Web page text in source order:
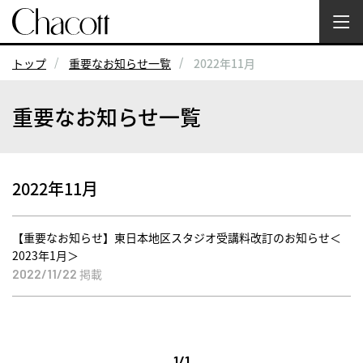
トップ 重要なお知らせ一覧 2022年11月
重要なお知らせ一覧
2022年11月
2022/11/22 掲載
【重要なお知らせ】東日本地区スタジオ受講料改訂のお知らせ＜
2023年1月＞